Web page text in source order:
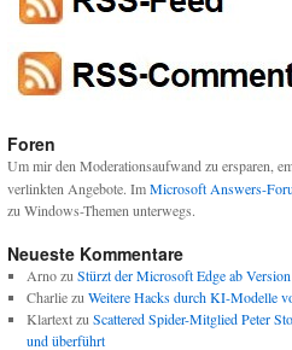
Foren
Um mir den Moderationsaufwand zu ersparen,
verlinkten Angebote. ImMicrosoft Answers-
zu Windows-Themen unterwegs.
Neueste Kommentare
Arnozu Stürzt der Microsoft Edge ab
Charliezu Weitere Hacks durch KI-Modelle
Klartextzu Scattered Spider-Mitglied Peter
und überführt